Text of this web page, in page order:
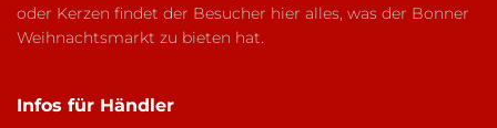
oder Kerzen findet der Besucher hier alles, was der Bonner
Weihnachtsmarkt zu bieten hat.
Infos für Händler